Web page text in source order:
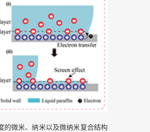
微米、纳米以及微纳米复合结构